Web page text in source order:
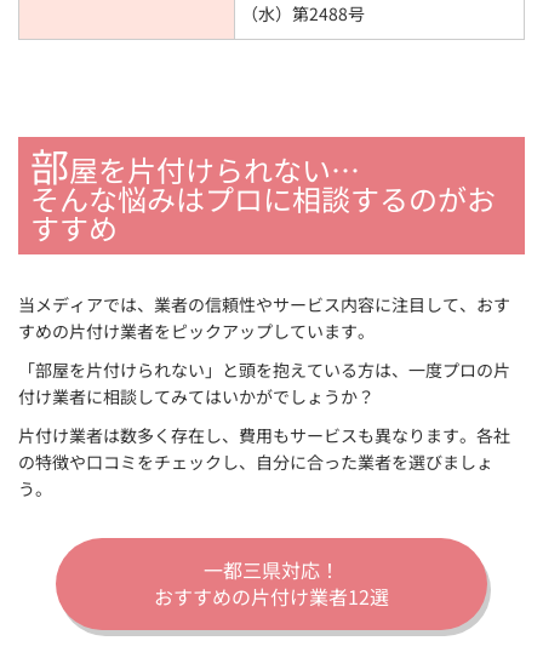
（水）第2488号
部屋を片付けられない…
そんな悩みはプロに相談するのがお
すすめ
当メディアでは、業者の信頼性やサービス内容に注目して、おす
すめの片付け業者をピックアップしています。
「部屋を片付けられない」と頭を抱えている方は、一度プロの片
付け業者に相談してみてはいかがでしょうか？
片付け業者は数多く存在し、費用もサービスも異なります。各社
の特徴や口コミをチェックし、自分に合った業者を選びましょ
う。
一都三県対応！
おすすめの片付け業者12選